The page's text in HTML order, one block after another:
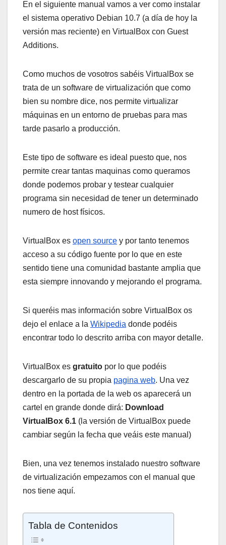
En el siguiente manual vamos a ver como instalar
el sistema operativo Debian 10.7 (a día de hoy la
versión mas reciente) en VirtualBox con Guest
Additions.
Como muchos de vosotros sabéis VirtualBox se
trata de un software de virtualización que como
bien su nombre dice, nos permite virtualizar
máquinas en un entorno de pruebas para mas
tarde pasarlo a producción.
Este tipo de software es ideal puesto que, nos
permite crear tantas maquinas como queramos
donde podemos probar y testear cualquier
programa sin necesidad de tener un determinado
numero de host físicos.
VirtualBox es open source y por tanto tenemos
acceso a su código fuente por lo que en este
sentido tiene una comunidad bastante amplia que
esta siempre innovando y mejorando el programa.
Si queréis mas información sobre VirtualBox os
dejo el enlace a la Wikipedia donde podéis
encontrar todo lo descrito arriba con mayor detalle.
VirtualBox es gratuito por lo que podéis
descargarlo de su propia pagina web. Una vez
dentro en la portada de la web os aparecerá un
cartel en grande donde dirá: Download
VirtualBox 6.1 (la versión de VirtualBox puede
cambiar según la fecha que veáis este manual)
Bien, una vez tenemos instalado nuestro software
de virtualización empezamos con el manual que
nos tiene aquí.
Tabla de Contenidos